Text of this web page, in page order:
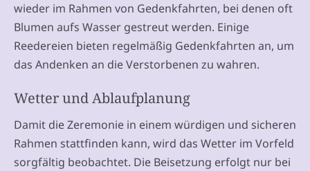
wieder im Rahmen von Gedenkfahrten, bei denen oft
Blumen aufs Wasser gestreut werden. Einige
Reedereien bieten regelmäßig Gedenkfahrten an, um
das Andenken an die Verstorbenen zu wahren.
Wetter und Ablaufplanung
Damit die Zeremonie in einem würdigen und sicheren
Rahmen stattfinden kann, wird das Wetter im Vorfeld
sorgfältig beobachtet. Die Beisetzung erfolgt nur bei